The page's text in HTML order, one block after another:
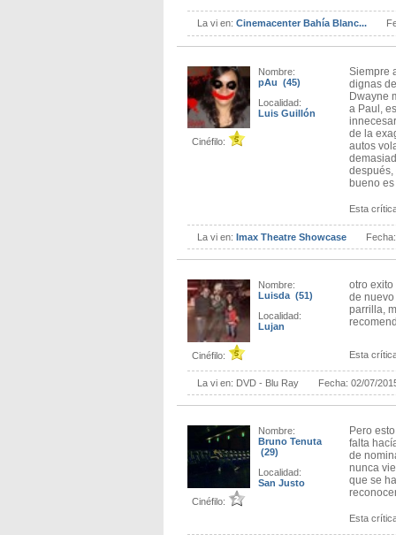
La vi en:Cinemacenter Bahía Blanc...
Cinéfilo:
Nombre:
pAu (45)
Localidad:
Luis Guillón
Siempre
dignas
Dwayne
a Paul,
de la
autos
después,
bueno
Esta
La vi en:Imax Theatre Showcase
Cinéfilo:
Nombre:
Luisda (51)
Localidad:
Lujan
otro
de
parrilla,
Esta
La vi en: DVD - Blu Ray Fecha:02/07/
Cinéfilo:
Nombre:
Bruno Tenuta
(29)
Localidad:
San Justo
Pero
falta
de
nunca
que se
Esta